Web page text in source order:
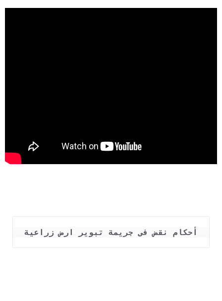
أحكام نقض فى جريمة تبوير ارض زراعية